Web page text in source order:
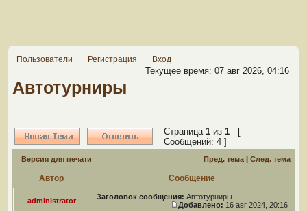
Пользователи Регистрация Вход
Текущее время: 07 авг 2026, 04:16
Автотурниры
Страница 1 из 1 [
Сообщений: 4 ]
Версия для печати Пред. тема | След. тема
Автор Сообщение
administrator Заголовок сообщения: Автотурниры
Добавлено: 16 авг 2024, 20:16